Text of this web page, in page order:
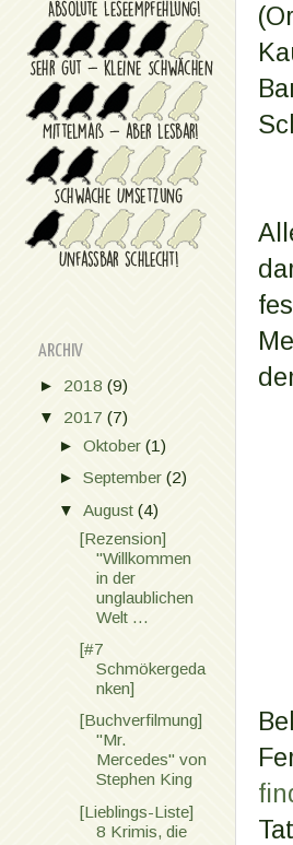
ARCHIV
► 2018 (9)
▼ 2017 (7)
►Oktober(1)
►September(2)
▼August(4)
[Rezension]
"Willkommen
in der
unglaublichen
Welt ...
[#7
Schmökergeda
nken]
[Buchverfilmung]
"Mr.
Mercedes" von
Stephen King
[Lieblings-Liste]
8 Krimis, die